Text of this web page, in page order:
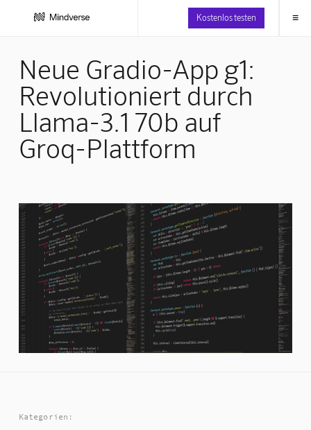
Kostenlos testen ≡
Neue Gradio-App g1:
Revolutioniert durch
Llama-3.1 70b auf
Groq-Plattform
Kategorien: